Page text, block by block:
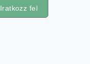
Iratkozz fel